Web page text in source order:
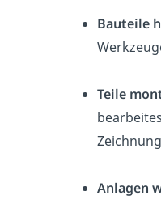
Bauteile
Teile
Anlagen